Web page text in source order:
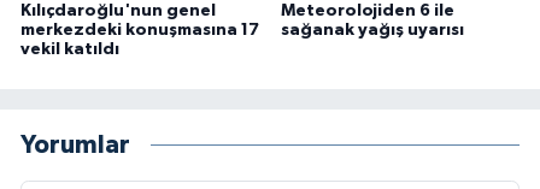
Kılıçdaroğlu'nun genel
merkezdeki konuşmasına 17
vekil katıldı
Meteorolojiden 6 ile
sağanak yağış uyarısı
Yorumlar